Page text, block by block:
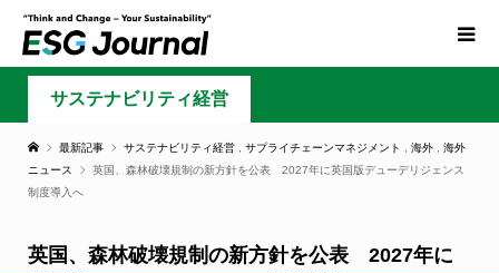
サステナビリティ経営
最新記事 サステナビリティ経営 サプライチェーンマネジメント 海外
海外
ニュース
英国、森林破壊規制の新方針を公表 2027年に英国版デューデリジェンス
制度導入へ
英国、森林破壊規制の新方針を公表 2027年に